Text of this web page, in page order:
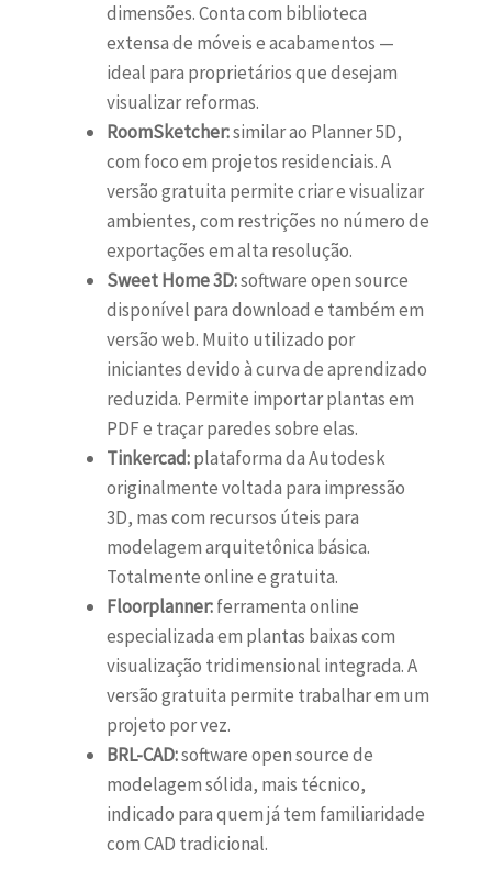
dimensões. Conta com biblioteca
extensa de móveis e acabamentos —
ideal para proprietários que desejam
visualizar reformas.
RoomSketcher:similar ao Planner 5D,
com foco em projetos residenciais. A
versão gratuita permite criar e visualizar
ambientes, com restrições no número de
exportações em alta resolução.
Sweet Home 3D:software open source
disponível para download e também em
versão web. Muito utilizado por
iniciantes devido à curva de aprendizado
reduzida. Permite importar plantas em
PDF e traçar paredes sobre elas.
Tinkercad:plataforma da Autodesk
originalmente voltada para impressão
3D, mas com recursos úteis para
modelagem arquitetônica básica.
Totalmente online e gratuita.
Floorplanner:ferramenta online
especializada em plantas baixas com
visualização tridimensional integrada. A
versão gratuita permite trabalhar em um
projeto por vez.
BRL-CAD:software open source de
modelagem sólida, mais técnico,
indicado para quem já tem familiaridade
com CAD tradicional.